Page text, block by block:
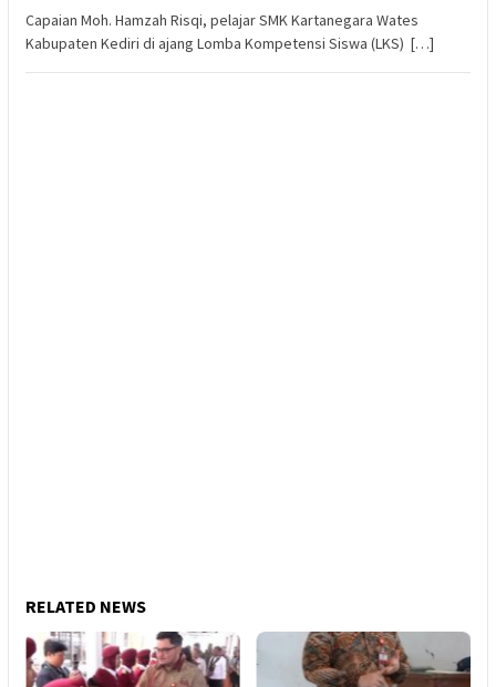
Capaian Moh. Hamzah Risqi, pelajar SMK Kartanegara Wates
Kabupaten Kediri di ajang Lomba Kompetensi Siswa (LKS) […]
RELATED NEWS